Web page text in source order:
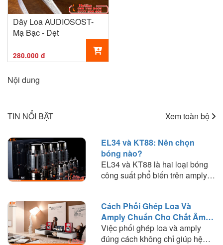
Dây Loa AUDIOSOST-
Mạ Bạc - Dẹt
280.000 đ
Nội dung
TIN NỔI BẬT Xem toàn bộ
EL34 và KT88: Nên chọn
bóng nào?
EL34 và KT88 là hai loại bóng
công suất phổ biến trên amply
phối ghép và lựa chọn loại bóng
phù hợp với nhu cầu nghe
nhạc.
Cách Phối Ghép Loa Và
Amply Chuẩn Cho Chất Âm
Hay
Việc phối ghép loa và amply
đúng cách không chỉ giúp hệ